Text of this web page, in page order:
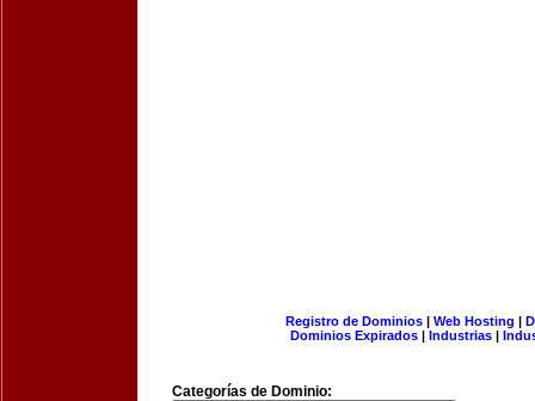
Registro de Dominios| Web Hosting |
Dominios Expirados | Industrias |
Categorías de Dominio: